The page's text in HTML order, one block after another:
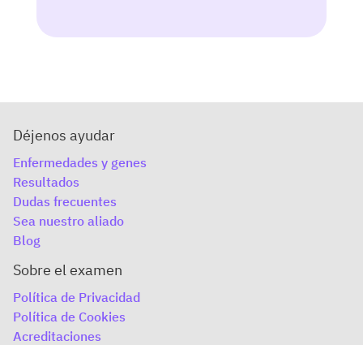
Déjenos ayudar
Enfermedades y genes
Resultados
Dudas frecuentes
Sea nuestro aliado
Blog
Sobre el examen
Política de Privacidad
Política de Cookies
Acreditaciones